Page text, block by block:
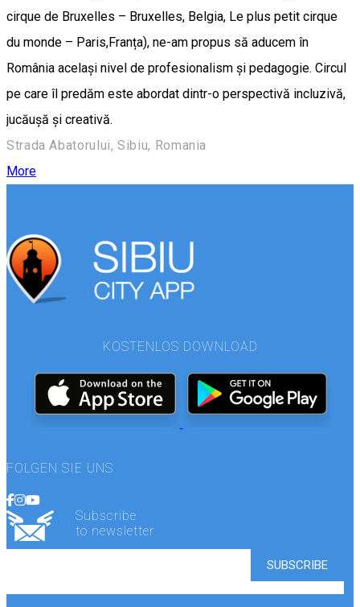
cirque de Bruxelles – Bruxelles, Belgia, Le plus petit cirque
du monde – Paris,Franța), ne-am propus să aducem în
România același nivel de profesionalism și pedagogie. Circul
pe care îl predăm este abordat dintr-o perspectivă incluzivă,
jucăușă și creativă.
Strada Abatorului, Sibiu, Romania
More
KOSTENLOS DOWNLOAD
FOLGEN SIE UNS
Subscribe
to newsletter